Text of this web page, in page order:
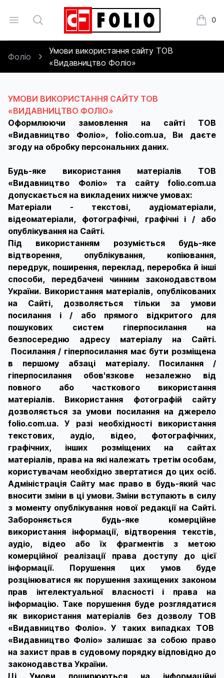
Open menu
Search 0
Фоліо
Умови використання сайту ТОВ
«Видавництво Фоліо»
УМОВИ ВИКОРИСТАННЯ САЙТУ ТОВ
«ВИДАВНИЦТВО ФОЛІО»
Оформлюючи замовлення на сайті ТОВ
«Видавництво Фоліо», folio.com.ua, Ви даєте
згоду на обробку персональних даних.
Будь-яке використання матеріалів ТОВ
«Видавництво Фоліо» та сайту folio.com.ua
допускається на викладених нижче умовах:
Матеріали - текстові, аудіоматеріали,
відеоматеріали, фотографічні, графічні і / або
опублікування на Сайті.
Під використанням розуміється будь-яке
відтворення, опублікування, копіювання,
передрук, поширення, переклад, переробка й інші
способи, передбачені чинним законодавством
України. Використання матеріалів, опублікованих
на Сайті, дозволяється тільки за умови
посилання і / або прямого відкритого для
пошукових систем гіперпосилання на
безпосередню адресу матеріалу на Сайті.
Посилання / гіперпосилання має бути розміщена
в першому абзаці матеріалу. Посилання /
гіперпосилання обов'язкове незалежно від
повного або часткового використання
матеріалів. Використання фотографій сайту
дозволяється за умови посилання на джерело
folio.com.ua. У разі необхідності використання
текстових, аудіо, відео, фотографічних,
графічних, інших розміщених на сайтах
матеріалів, права на які належать третім особам,
користувачам необхідно звертатися до цих осіб.
Адміністрація Сайту має право в будь-який час
вносити зміни в ці умови. Зміни вступають в силу
з моменту опублікування нової редакції на Сайті.
Забороняється будь-яке комерційне
використання інформації, відтворення текстів,
аудіо, відео або їх фрагментів з метою
комерційної реалізації права доступу до цієї
інформації. Порушення цих умов буде
розцінюватися як порушення захищених законом
прав інтелектуальної власності і права на
інформацію. Таке порушення буде розглядатися
як використання матеріалів без дозволу ТОВ
«Видавництво Фоліо». У таких випадках ТОВ
«Видавництво Фоліо» залишає за собою право
на захист прав в судовому порядку відповідно до
законодавства України.
Ці Умови поширюються на інформаційні